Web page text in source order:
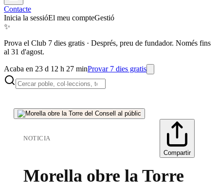
Contacte
Inicia la sessióEl meu compteGestió
✨
Prova el Club 7 dies gratis · Després, preu de fundador. Només fins
al 31 d'agost.
Acaba en 23 d 12 h 27 minProvar 7 dies gratis
NOTICIA
Compartir
Morella obre la Torre